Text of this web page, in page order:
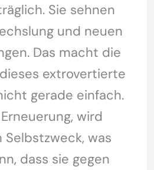
Sie sehnen
und neuen
Das macht die
extrovertierte
gerade einfach.
wird
was
dass sie gegen